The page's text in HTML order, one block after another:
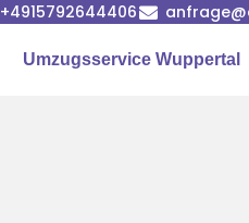
+4915792644406
Umzugsservice Wuppertal